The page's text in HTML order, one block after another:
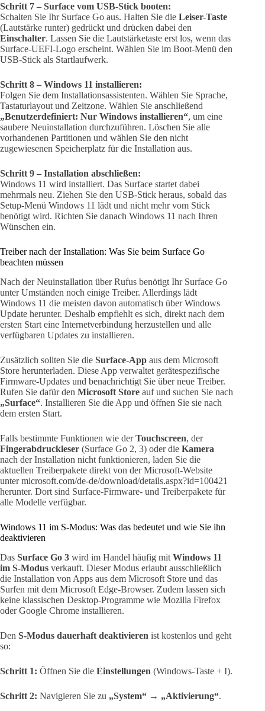
Schritt 7 – Surface vom USB-Stick booten:
Schalten Sie Ihr Surface Go aus. Halten Sie die Leiser-Taste
(Lautstärke runter) gedrückt und drücken dabei den
Einschalter. Lassen Sie die Lautstärketaste erst los, wenn das
Surface-UEFI-Logo erscheint. Wählen Sie im Boot-Menü den
USB-Stick als Startlaufwerk.
Schritt 8 – Windows 11 installieren:
Folgen Sie dem Installationsassistenten. Wählen Sie Sprache,
Tastaturlayout und Zeitzone. Wählen Sie anschließend
„Benutzerdefiniert: Nur Windows installieren“, um eine
saubere Neuinstallation durchzuführen. Löschen Sie alle
vorhandenen Partitionen und wählen Sie den nicht
zugewiesenen Speicherplatz für die Installation aus.
Schritt 9 – Installation abschließen:
Windows 11 wird installiert. Das Surface startet dabei
mehrmals neu. Ziehen Sie den USB-Stick heraus, sobald das
Setup-Menü Windows 11 lädt und nicht mehr vom Stick
benötigt wird. Richten Sie danach Windows 11 nach Ihren
Wünschen ein.
Treiber nach der Installation: Was Sie beim Surface Go
beachten müssen
Nach der Neuinstallation über Rufus benötigt Ihr Surface Go
unter Umständen noch einige Treiber. Allerdings lädt
Windows 11 die meisten davon automatisch über Windows
Update herunter. Deshalb empfiehlt es sich, direkt nach dem
ersten Start eine Internetverbindung herzustellen und alle
verfügbaren Updates zu installieren.
Zusätzlich sollten Sie die Surface-App aus dem Microsoft
Store herunterladen. Diese App verwaltet gerätespezifische
Firmware-Updates und benachrichtigt Sie über neue Treiber.
Rufen Sie dafür den Microsoft Store auf und suchen Sie nach
„Surface“. Installieren Sie die App und öffnen Sie sie nach
dem ersten Start.
Falls bestimmte Funktionen wie derTouchscreen, der
Fingerabdruckleser (Surface Go 2, 3) oder die Kamera
nach der Installation nicht funktionieren, laden Sie die
aktuellen Treiberpakete direkt von der Microsoft-Website
unter microsoft.com/de-de/download/details.aspx?id=100421
herunter. Dort sind Surface-Firmware- und Treiberpakete für
alle Modelle verfügbar.
Windows 11 im S-Modus: Was das bedeutet und wie Sie ihn
deaktivieren
Das Surface Go 3 wird im Handel häufig mit Windows 11
im S-Modus verkauft. Dieser Modus erlaubt ausschließlich
die Installation von Apps aus dem Microsoft Store und das
Surfen mit dem Microsoft Edge-Browser. Zudem lassen sich
keine klassischen Desktop-Programme wie Mozilla Firefox
oder Google Chrome installieren.
Den S-Modus dauerhaft deaktivieren ist kostenlos und geht
so:
Schritt 1: Öffnen Sie die Einstellungen (Windows-Taste + I).
Schritt 2: Navigieren Sie zu „System“ → „Aktivierung“.